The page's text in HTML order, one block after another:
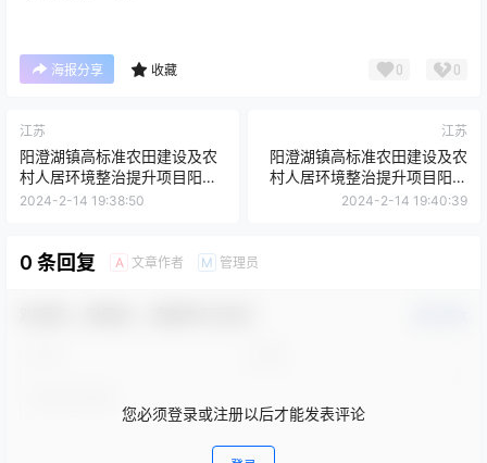
海报分享 收藏 0 0
江苏
阳澄湖镇高标准农田建设及农
村人居环境整治提升项目阳澄
湖镇高标准农田建设及农村人
建设工程设计中标结果公告
2024-2-14 19:38:50
江苏
阳澄湖镇高标准农田建设及农
村人居环境整治提升项目阳澄
湖镇高标准农田建设及农村人
2024-2-14 19:40:39
0 条回复 A 文章作者 M 管理员
您必须登录或注册以后才能发表评论